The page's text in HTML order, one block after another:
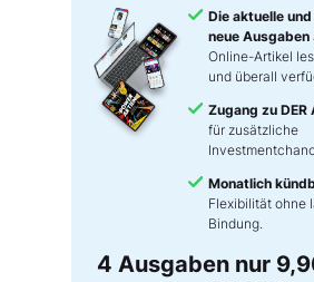
Die aktuelle
neue Ausgaben
Online-Artikel
und überall
Zugang zu DER
für zusätzliche
Monatlich
Flexibilität ohne
Bindung.
4 Ausgaben nur